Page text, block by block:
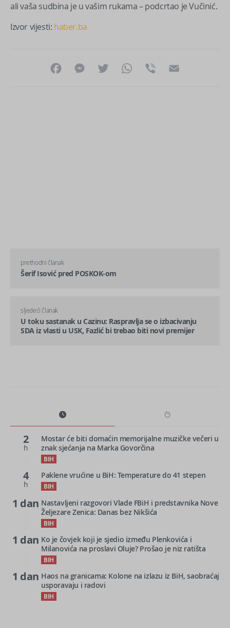
ali vaša sudbina je u vašim rukama – podcrtao je Vučinić.
Izvor vijesti: haber.ba
FacebookMessenger
Twitter WhatsApp
Viber
prethodni članak
Šerif Isović pred POSKOK-om
sljedeći članak
U toku sastanak u Cazinu: Raspravlja se o izbacivanju
SDA iz vlasti u USK, Fazlić bi trebao biti novi premijer
2
h
Mostar će biti domaćin memorijalne muzičke večeri u
znak sjećanja na Marka Govorčina
BIH
4
h
Paklene vrućine u BiH: Temperature do 41 stepen
BIH
1 dan Nastavljeni razgovori Vlade FBiH i predstavnika Nove
Željezare Zenica: Danas bez Nikšića
BIH
1 dan Ko je čovjek koji je sjedio između Plenkovića i
Milanovića na proslavi Oluje? Prošao je niz ratišta
BIH
1 dan Haos na granicama: Kolone na izlazu iz BiH, saobraćaj
usporavaju i radovi
BIH